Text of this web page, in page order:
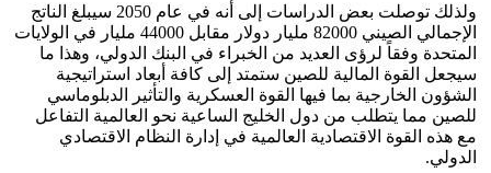
ولذلك توصلت بعض الدراسات إلى أنه في عام 2050 سيبلغ الناتج
الإجمالي الصيني 82000 مليار دولار مقابل 44000 مليار في الولايات
المتحدة وفقاً لرؤى العديد من الخبراء في البنك الدولي، وهذا ما
سيجعل القوة المالية للصين ستمتد إلى كافة أبعاد استراتيجية
الشؤون الخارجية بما فيها القوة العسكرية والتأثير الدبلوماسي
للصين مما يتطلب من دول الخليج الساعية نحو العالمية التفاعل
مع هذه القوة الاقتصادية العالمية في إدارة النظام الاقتصادي
الدولي.